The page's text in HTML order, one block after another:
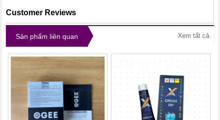
Customer Reviews
Sản phẩm liên quan Xem tất cả